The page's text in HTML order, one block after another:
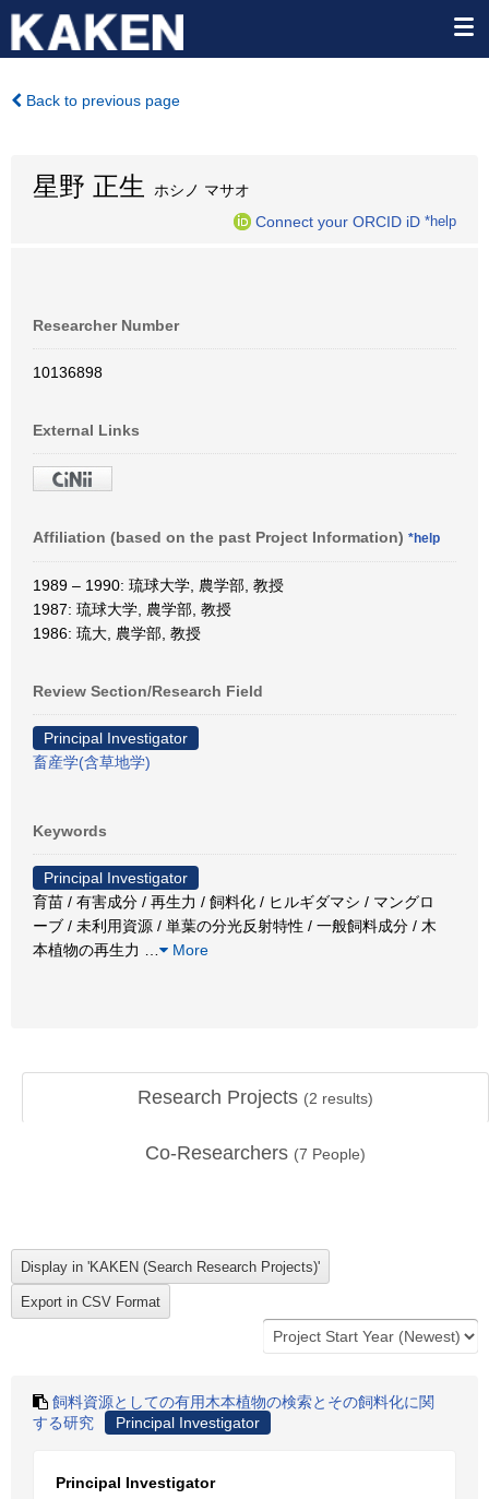
Back to previous page
星野 正生
ホシノ マサオ
Connect your ORCID iD *help
Researcher Number
10136898
External Links
Affiliation (based on the past Project Information) *help
1989 – 1990: 琉球大学, 農学部, 教授
1987: 琉球大学, 農学部, 教授
1986: 琉大, 農学部, 教授
Review Section/Research Field
Principal Investigator
畜産学(含草地学)
Keywords
Principal Investigator
育苗 / 有害成分 / 再生力 / 飼料化 / ヒルギダマシ / マングロ
ーブ / 未利用資源 / 単葉の分光反射特性 / 一般飼料成分 / 木
本植物の再生力
More
Research Projects (2 results)
Co-Researchers (7 People)
飼料資源としての有用木本植物の検索とその飼料化に関
する研究
Principal Investigator
Principal Investigator